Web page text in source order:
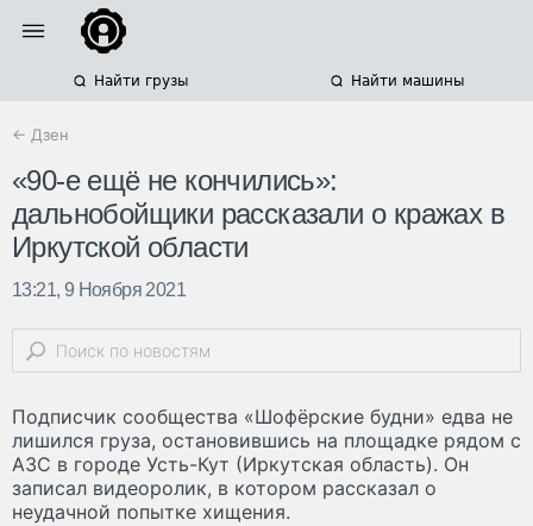
Найти грузы Найти машины
← Дзен
«90-е ещё не кончились»:
дальнобойщики рассказали о кражах в
Иркутской области
13:21, 9 Ноября 2021
Подписчик сообщества «Шофёрские будни» едва не
лишился груза, остановившись на площадке рядом с
АЗС в городе Усть-Кут (Иркутская область). Он
записал видеоролик, в котором рассказал о
неудачной попытке хищения.